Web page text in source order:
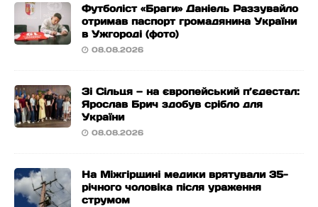
Футболіст «Браги» Даніель Раззувайло
отримав паспорт громадянина України
в Ужгороді (фото)
08.08.2026
Зі Сільця — на європейський п’єдестал:
Ярослав Брич здобув срібло для
України
08.08.2026
На Міжгірщині медики врятували 35-
річного чоловіка після ураження
струмом